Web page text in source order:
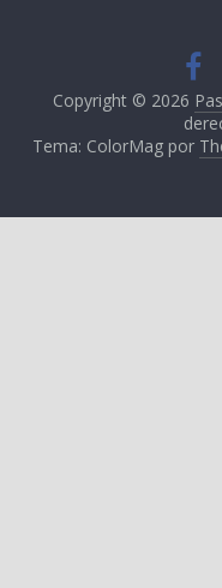
Copyright © 2026
Tema: ColorMag por